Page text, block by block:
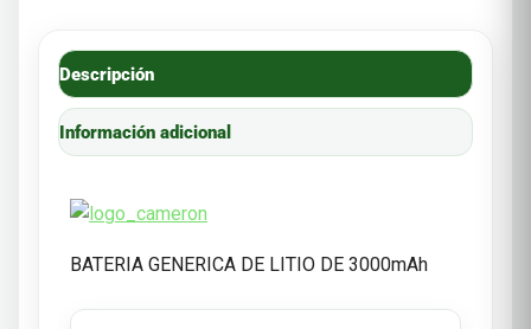
Descripción
Información adicional
BATERIA GENERICA DE LITIO DE 3000mAh